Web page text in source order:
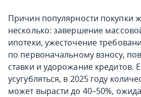
Причин популярности покупки
несколько: завершение
ипотеки, ужесточение
по первоначальному взносу,
ставки и удорожание кредитов.
усугубляться, в 2025 году
может вырасти до 40–50%,